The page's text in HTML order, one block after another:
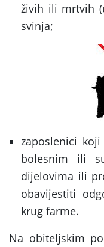
živih ili mrtvih
svinja;
zaposlenici
bolesnim ili
dijelovima ili
obavijestiti
krug farme.
Na obiteljskim